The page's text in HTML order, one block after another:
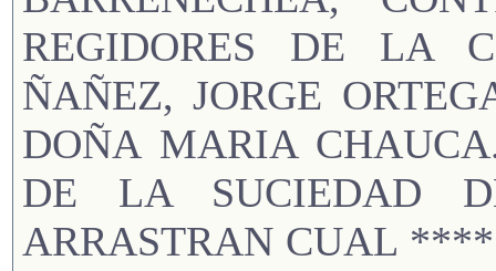
REGIDORES DE LA
ÑAÑEZ, JORGE
DOÑA MARIA
DE LA SUCIEDAD
ARRASTRAN CUAL